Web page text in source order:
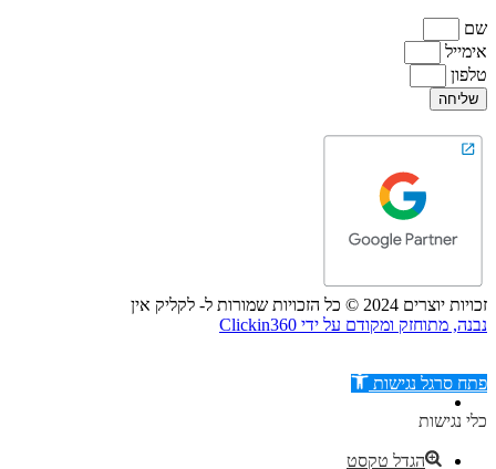
שם
אימייל
טלפון
שליחה
זכויות יוצרים 2024 © כל הזכויות שמורות ל- לקליק אין
נבנה, מתוחזק ומקודם על ידי Clickin360
פתח סרגל נגישות
כלי נגישות
הגדל טקסט